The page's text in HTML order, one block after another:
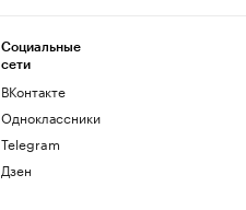
Социальные
сети
ВКонтакте
Одноклассники
Telegram
Дзен